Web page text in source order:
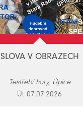
SLOVA V OBRAZECH
Jestřebí hory, Úpice
Út 07.07.2026